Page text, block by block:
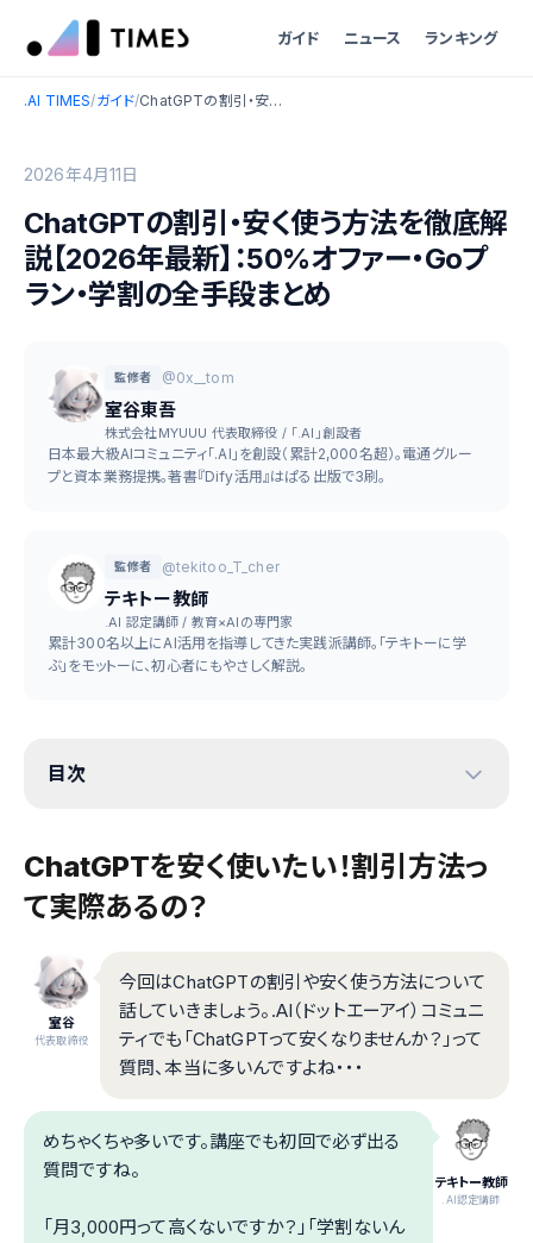
ガイド ニュース ランキング
.AI TIMES/ガイド/ ChatGPTの割引・安く使う方法を徹底解説【2026年最新】：50%オファー・Goプラン・学割の全手段まとめ
2026年4月11日
ChatGPTの割引・安く使う方法を徹底解
説【2026年最新】：50%オファー・Goプ
ラン・学割の全手段まとめ
監修者 @0x__tom
室谷東吾
株式会社MYUUU 代表取締役 / 「.AI」創設者
日本最大級AIコミュニティ「.AI」を創設（累計2,000名超）。電通グルー
プと資本業務提携。著書『Dify活用』はぱる出版で3刷。
監修者 @tekitoo_T_cher
テキトー教師
.AI 認定講師 / 教育×AIの専門家
累計300名以上にAI活用を指導してきた実践派講師。「テキトーに学
ぶ」をモットーに、初心者にもやさしく解説。
目次
ChatGPTを安く使いたい！割引方法っ
て実際あるの？
室谷
代表取締役
今回はChatGPTの割引や安く使う方法について
話していきましょう。.AI（ドットエーアイ）コミュニ
ティでも「ChatGPTって安くなりませんか？」って
質問、本当に多いんですよね・・・
テキトー教師
.AI認定講師
めちゃくちゃ多いです。講座でも初回で必ず出る
質問ですね。
「月3,000円って高くないですか？」「学割ないん